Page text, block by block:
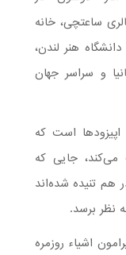
ساعتچی، خانه
دانشگاه هنر لندن،
و سراسر جهان
است که
می‌کند، جایی که
تنیده شده‌اند
نظر برسد.
اشیاء روزمره